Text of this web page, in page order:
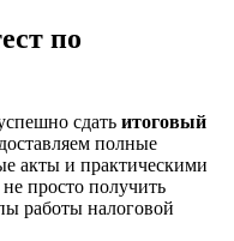
по
сдать итоговый
полные
акты и практическими
просто получить
работы налоговой